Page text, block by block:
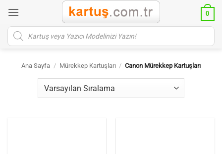
atla
0
Products
search
Ana Sayfa / Mürekkep Kartuşları / Canon Mürekkep Kartuşları